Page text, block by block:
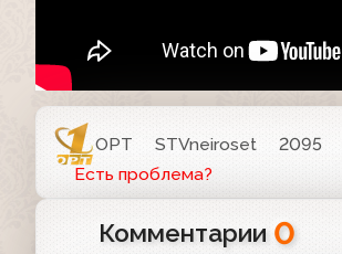
ОРТ STVneiroset 2095
Есть проблема?
Комментарии 0